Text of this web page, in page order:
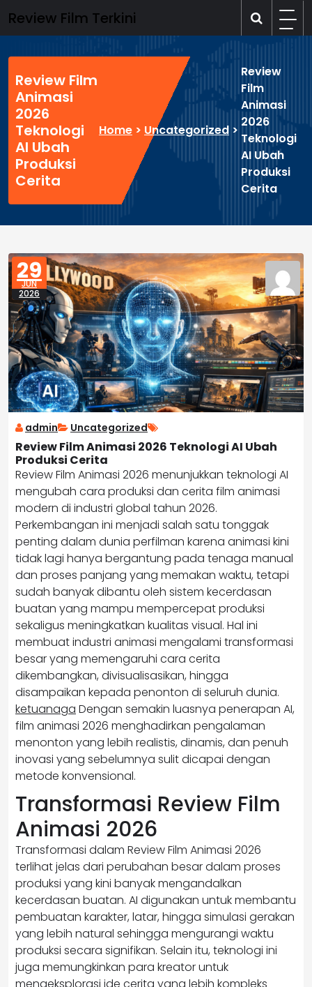
to
content
Review Film Terkini
Review Film
Animasi
2026
Teknologi
AI Ubah
Produksi
Cerita
Home > Uncategorized >
Review
Film
Animasi
2026
Teknologi
AI Ubah
Produksi
Cerita
29
JUN
2026
admin Uncategorized
Review Film Animasi 2026 Teknologi AI Ubah
Produksi Cerita
Review Film Animasi 2026 menunjukkan teknologi AI
mengubah cara produksi dan cerita film animasi
modern di industri global tahun 2026.
Perkembangan ini menjadi salah satu tonggak
penting dalam dunia perfilman karena animasi kini
tidak lagi hanya bergantung pada tenaga manual
dan proses panjang yang memakan waktu, tetapi
sudah banyak dibantu oleh sistem kecerdasan
buatan yang mampu mempercepat produksi
sekaligus meningkatkan kualitas visual. Hal ini
membuat industri animasi mengalami transformasi
besar yang memengaruhi cara cerita
dikembangkan, divisualisasikan, hingga
disampaikan kepada penonton di seluruh dunia.
ketuanaga Dengan semakin luasnya penerapan AI,
film animasi 2026 menghadirkan pengalaman
menonton yang lebih realistis, dinamis, dan penuh
inovasi yang sebelumnya sulit dicapai dengan
metode konvensional.
Transformasi Review Film
Animasi 2026
Transformasi dalam Review Film Animasi 2026
terlihat jelas dari perubahan besar dalam proses
produksi yang kini banyak mengandalkan
kecerdasan buatan. AI digunakan untuk membantu
pembuatan karakter, latar, hingga simulasi gerakan
yang lebih natural sehingga mengurangi waktu
produksi secara signifikan. Selain itu, teknologi ini
juga memungkinkan para kreator untuk